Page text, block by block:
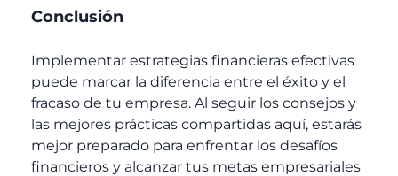
Conclusión
Implementar estrategias financieras efectivas
puede marcar la diferencia entre el éxito y el
fracaso de tu empresa. Al seguir los consejos y
las mejores prácticas compartidas aquí, estarás
mejor preparado para enfrentar los desafíos
financieros y alcanzar tus metas empresariales